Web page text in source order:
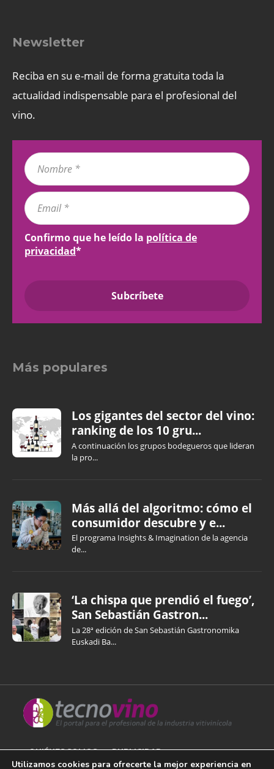
Newsletter
Reciba en su e-mail de forma gratuita toda la
actualidad indispensable para el profesional del
vino.
Confirmo que he leído la política de
privacidad*
Más populares
Los gigantes del sector del vino:
ranking de los 10 gru...
A continuación los grupos bodegueros que lideran
la pro...
Más allá del algoritmo: cómo el
consumidor descubre y e...
El programa Insights & Imagination de la agencia
de...
‘La chispa que prendió el fuego’,
San Sebastián Gastron...
La 28ª edición de San Sebastián Gastronomika
Euskadi Ba...
QUIÉNES SOMOS PUBLICIDAD
Utilizamos cookies para ofrecerte la mejor experiencia en